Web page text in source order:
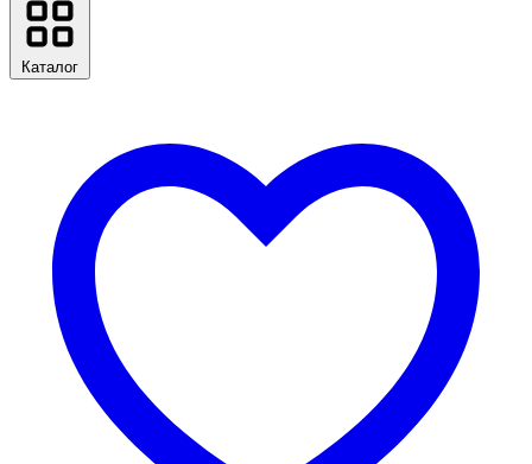
Каталог